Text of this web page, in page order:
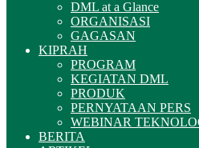
DML at a Glance
ORGANISASI
GAGASAN
KIPRAH
PROGRAM
KEGIATAN DML
PRODUK
PERNYATAAN PERS
WEBINAR
BERITA